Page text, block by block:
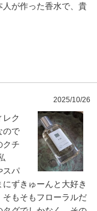
人が作った香水で、貴
2025/10/26
レク
ので
クチ
スパ
ずきゅーんと大好き
もそもフローラルだ